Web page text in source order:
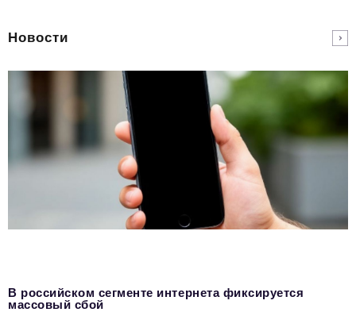
Новости
В российском сегменте интернета фиксируется
массовый сбой